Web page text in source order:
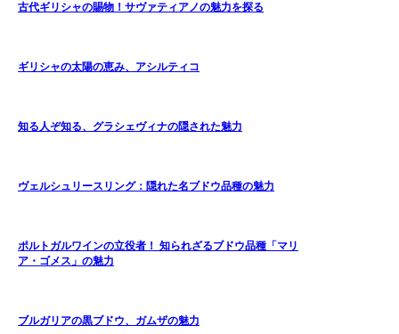
古代ギリシャの賜物！サヴァティアノの魅力を探る
ギリシャの太陽の恵み、アシルティコ
知る人ぞ知る、グラシェヴィナの隠された魅力
ヴェルシュリースリング：隠れた名ブドウ品種の魅力
ポルトガルワインの立役者！ 知られざるブドウ品種「マリ
ア・ゴメス」の魅力
ブルガリアの黒ブドウ、ガムザの魅力